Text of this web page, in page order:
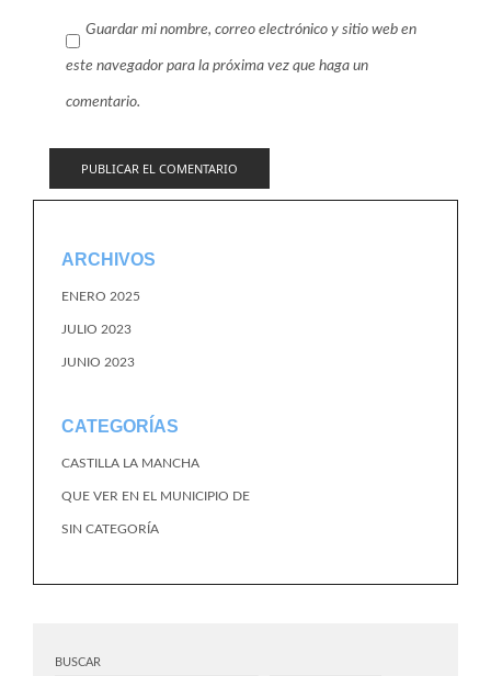
Guardar mi nombre, correo electrónico y sitio web en
este navegador para la próxima vez que haga un
comentario.
ARCHIVOS
ENERO 2025
JULIO 2023
JUNIO 2023
CATEGORÍAS
CASTILLA LA MANCHA
QUE VER EN EL MUNICIPIO DE
SIN CATEGORÍA
BUSCAR